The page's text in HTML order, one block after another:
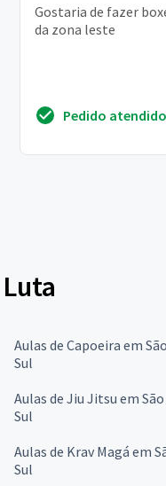
Gostaria de fazer
da zona leste
Pedido atendido
Aulas de Capoeira em
Sul
Aulas de Jiu Jitsu em
Sul
Aulas de Krav Magá em
Sul